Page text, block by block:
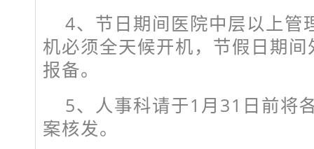
4、节日期间医院中层以上管
机必须全天候开机，节假日期
报备。
5、人事科请于1月31日前将
案核发。